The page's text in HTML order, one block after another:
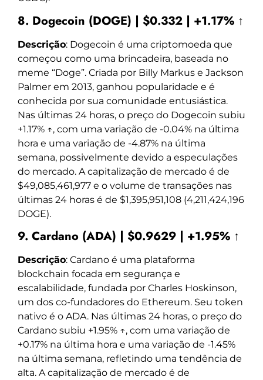
8. Dogecoin (DOGE) | $0.332 | +1.17% ↑
Descrição: Dogecoin é uma criptomoeda que
começou como uma brincadeira, baseada no
meme “Doge”. Criada por Billy Markus e Jackson
Palmer em 2013, ganhou popularidade e é
conhecida por sua comunidade entusiástica.
Nas últimas 24 horas, o preço do Dogecoin subiu
+1.17% ↑, com uma variação de -0.04% na última
hora e uma variação de -4.87% na última
semana, possivelmente devido a especulações
do mercado. A capitalização de mercado é de
$49,085,461,977 e o volume de transações nas
últimas 24 horas é de $1,395,951,108 (4,211,424,196
DOGE).
9. Cardano (ADA) | $0.9629 | +1.95% ↑
Descrição: Cardano é uma plataforma
blockchain focada em segurança e
escalabilidade, fundada por Charles Hoskinson,
um dos co-fundadores do Ethereum. Seu token
nativo é o ADA. Nas últimas 24 horas, o preço do
Cardano subiu +1.95% ↑, com uma variação de
+0.17% na última hora e uma variação de -1.45%
na última semana, refletindo uma tendência de
alta. A capitalização de mercado é de